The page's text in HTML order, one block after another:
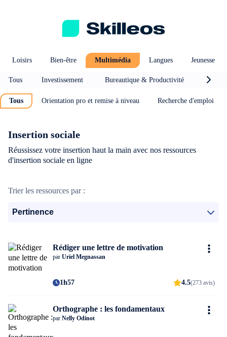
Loisirs Bien-être Multimédia Langues Jeunesse
Tous Investissement Bureautique & Productivité
Tous Orientation pro et remise à niveau Recherche d'emploi
Insertion sociale
Réussissez votre insertion haut la main avec nos ressources
d'insertion sociale en ligne
Trier les ressources par :
Pertinence
Rédiger une lettre de motivation
par Uriel Megnassan
1h57 4.5(273 avis)
Orthographe : les fondamentaux
par Nelly Odinot